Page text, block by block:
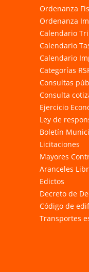
Ordenanza
Ordenanza
Calendario
Calendario
Calendario
Categorías
Consultas
Consulta
Ejercicio
Ley de
Boletín
Licitaciones
Mayores
Aranceles
Edictos
Decreto de
Código de
Transportes